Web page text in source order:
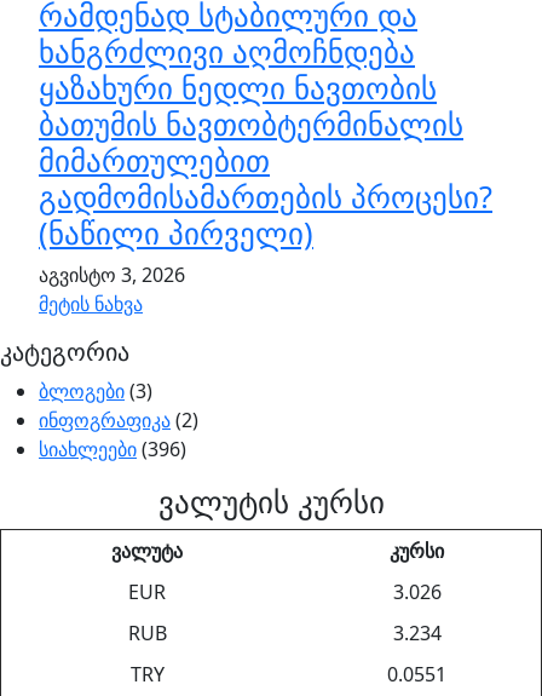
რამდენად სტაბილური და
ხანგრძლივი აღმოჩნდება
ყაზახური ნედლი ნავთობის
ბათუმის ნავთობტერმინალის
მიმართულებით
გადმომისამართების პროცესი?
(ნაწილი პირველი)
აგვისტო 3, 2026
მეტის ნახვა
კატეგორია
ბლოგები(3)
ინფოგრაფიკა(2)
სიახლეები(396)
ვალუტის კურსი
ვალუტა
კურსი
EUR
3.026
RUB
3.234
TRY
0.0551